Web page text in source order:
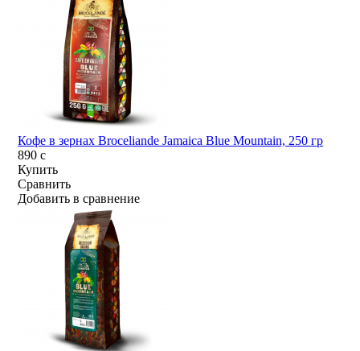
Кофе в зернах Broceliande Jamaica Blue Mountain, 250 гр
890c
Купить
Сравнить
Добавить в сравнение